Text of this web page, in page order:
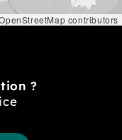
contributors
?